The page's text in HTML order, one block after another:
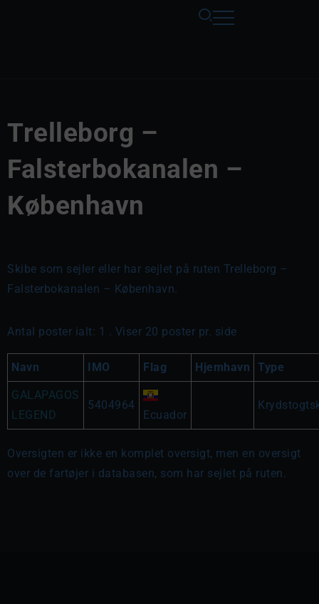
Trelleborg –
Falsterbokanalen –
København
Skibe som sejler eller har sejlet på ruten Trelleborg –
Falsterbokanalen – København.
Antal poster ialt: 1 . Viser 20 poster pr. side
Navn IMO Flag Hjemhavn Type
GALAPAGOS
LEGEND
5404964
Ecuador
Oversigten er ikke en komplet oversigt, men en oversigt
over de fartøjer i databasen, som har sejlet på ruten.